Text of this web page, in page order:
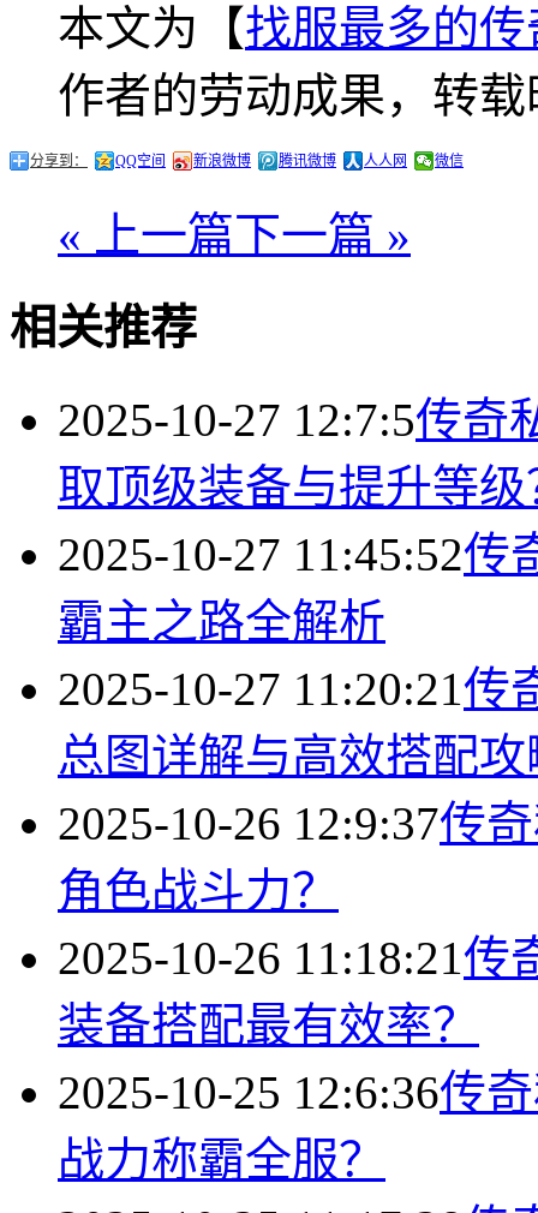
本文为【找服最多的
作者的劳动成果，转
分享到： QQ空间 新浪微博 腾讯微博 人人网 微信
« 上一篇下一篇 »
相关推荐
2025-10-27 12:7:5传奇
取顶级装备与提升等级
2025-10-27 11:45:52传
霸主之路全解析
2025-10-27 11:20:21传
总图详解与高效搭配攻
2025-10-26 12:9:37传
角色战斗力？
2025-10-26 11:18:21传
装备搭配最有效率？
2025-10-25 12:6:36传
战力称霸全服？